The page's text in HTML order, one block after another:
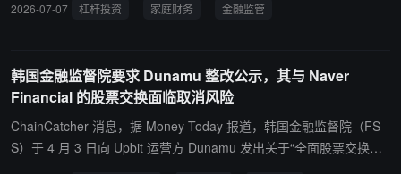
强调，家庭金融资产过度集中于特定资产，或使用超出承受能力的杠
全过程中，充分说明杠杆投资的结构与风险，并严格管理避免诱导
“借钱投资”的销售行为。
2026-07-07 杠杆投资 家庭财务 金融监管
韩国金融监督院要求 Dunamu 整改公示，其与 Naver
Financial 的股票交换面临取消风险
ChainCatcher 消息，据 Money Today 报道，韩国金融监督院（FS
S）于 4 月 3 日向 Upbit 运营方 Dunamu 发出关于“全面股票交换与